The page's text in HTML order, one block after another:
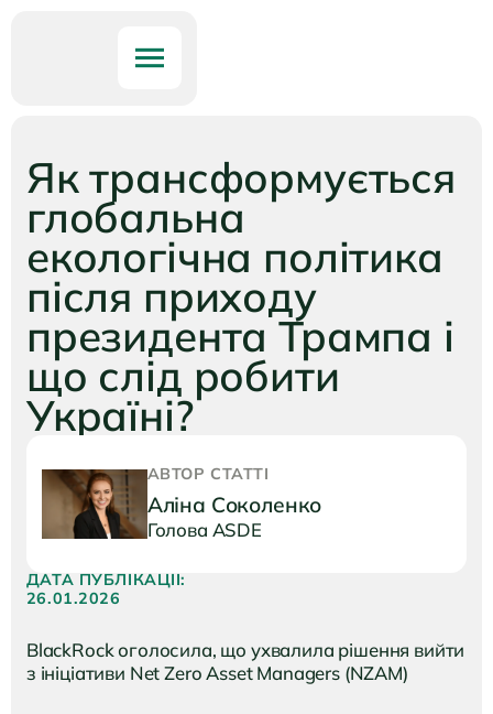
Як трансформується
глобальна
екологічна політика
після приходу
президента Трампа і
що слід робити
Україні?
ДАТА ПУБЛІКАЦІЇ:
26.01.2026
АВТОР СТАТТІ
Аліна Соколенко
Голова ASDE
BlackRock оголосила, що ухвалила рішення вийти
з ініціативи Net Zero Asset Managers (NZAM)